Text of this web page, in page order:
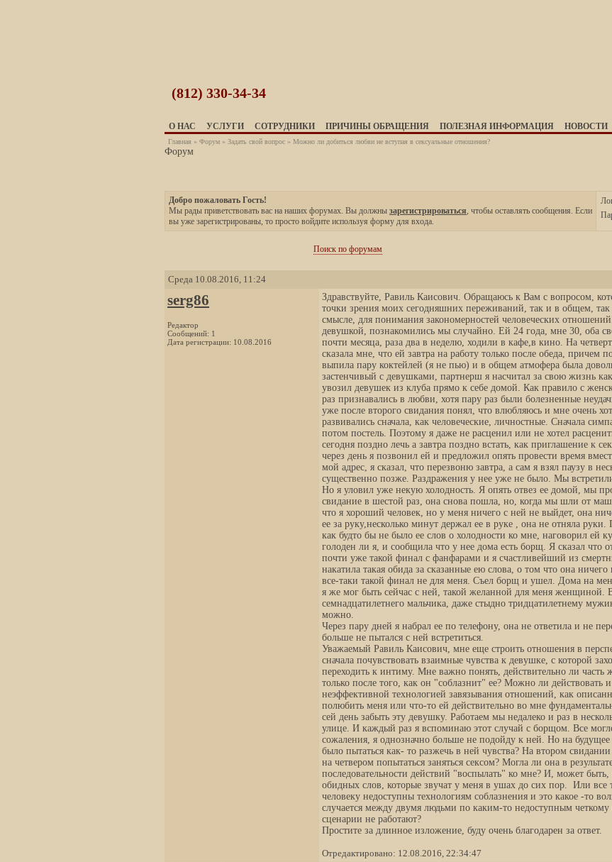
(812) 330-34-34
О НАС УСЛУГИ СОТРУДНИКИ ПРИЧИНЫ ОБРАЩЕНИЯ ПОЛЕЗНАЯ ИНФОРМАЦИЯ НОВОСТИ
Главная » Форум » Задать свой вопрос » Можно ли добиться любви не вступая в сексуальные отношения?
Форум
Добро пожаловать Гость!
Мы рады приветствовать вас на наших форумах. Вы должны зарегистрироваться, чтобы оставлять сообщения. Если
вы уже зарегистрированы, то просто войдите используя форму для входа.
Поиск по форумам
Среда 10.08.2016, 11:24
serg86
Редактор
Сообщений: 1
Дата регистрации: 10.08.2016
Здравствуйте, Равиль Каисович. Обращаюсь к Вам с вопросом,
точки зрения моих сегодняшних переживаний, так и в общем, так
смысле, для понимания закономерностей человеческих
девушкой, познакомились мы случайно. Ей 24 года, мне 30, оба
почти месяца, раза два в неделю, ходили в кафе,в кино. На
сказала мне, что ей завтра на работу только после обеда, причем
выпила пару коктейлей (я не пью) и в общем атмофера была
застенчивый с девушками, партнерш я насчитал за свою жизнь
увозил девушек из клуба прямо к себе домой. Как правило с
раз признавались в любви, хотя пару раз были болезненные
уже после второго свидания понял, что влюбляюсь и мне очень
развивались сначала, как человеческие, личностные. Сначала
потом постель. Поэтому я даже не расценил или не хотел
сегодня поздно лечь а завтра поздно встать, как приглашение к
через день я позвонил ей и предложил опять провести время
мой адрес, я сказал, что перезвоню завтра, а сам я взял паузу в
существенно позже. Раздражения у нее уже не было. Мы
Но я уловил уже некую холодность. Я опять отвез ее домой, мы
свидание в шестой раз, она снова пошла, но, когда мы шли от
что я хороший человек, но у меня ничего с ней не выйдет, она
ее за руку,несколько минут держал ее в руке , она не отняла
как будто бы не было ее слов о холодности ко мне, наговорил ей
голоден ли я, и сообщила что у нее дома есть борщ. Я сказал что
почти уже такой финал с фанфарами и я счастливейший из
накатила такая обида за сказанные ею слова, о том что она
все-таки такой финал не для меня. Съел борщ и ушел. Дома на
я же мог быть сейчас с ней, такой желанной для меня женщиной.
семнадцатилетнего мальчика, даже стыдно тридцатилетнему
можно.
Через пару дней я набрал ее по телефону, она не ответила и не
больше не пытался с ней встретиться.
Уважаемый Равиль Каисович, мне еще строить отношения в
сначала почувствовать взаимные чувства к девушке, с которой
переходить к интиму. Мне важно понять, действительно ли
только после того, как он "соблазнит" ее? Можно ли действовать
неэффективной технологией завязывания отношений, как
полюбить меня или что-то ей действительно во мне
сей день забыть эту девушку. Работаем мы недалеко и раз в
улице. И каждый раз я вспоминаю этот случай с борщом. Все
сожаления, я однозначно больше не подойду к ней. Но на
было пытаться как- то разжечь в ней чувства? На втором свидании
на четвером попытаться заняться сексом? Могла ли она в
последовательности действий "воспылать" ко мне? И, может
обидных слов, которые звучат у меня в ушах до сих пор. Или все
человеку недоступны технологиям соблазнения и это какое -то
случается между двумя людьми по каким-то недоступным
сценарии не работают?
Простите за длинное изложение, буду очень благодарен за ответ.
Отредактировано: 12.08.2016, 22:34:47